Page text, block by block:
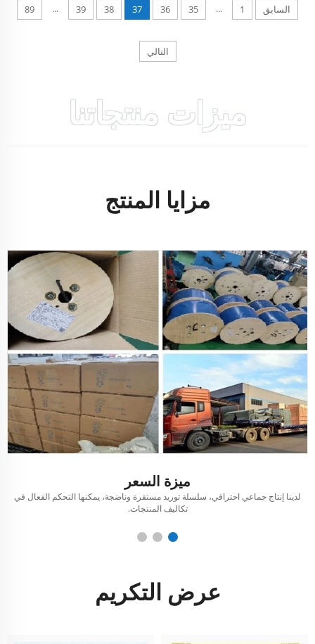
السابق 1
...
35
36
37
38
39
...
89
التالي
ميزات منتجاتنا
مزايا المنتج
ميزة السعر
لدينا إنتاج جماعي احترافي، سلسلة توريد مستقرة وناضجة، يمكنها التحكم الفعال في
تكاليف المنتجات.
عرض التكريم